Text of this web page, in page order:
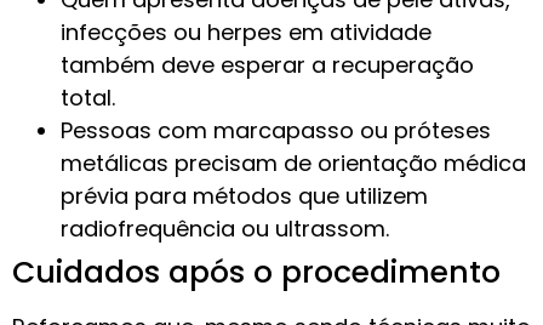
infecções ou herpes em atividade
também deve esperar a recuperação
total.
Pessoas com marcapasso ou próteses
metálicas precisam de orientação médica
prévia para métodos que utilizem
radiofrequência ou ultrassom.
Cuidados após o procedimento